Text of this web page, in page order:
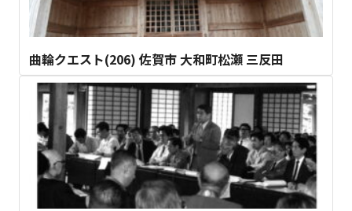
曲輪クエスト(206) 佐賀市 大和町松瀬 三反田